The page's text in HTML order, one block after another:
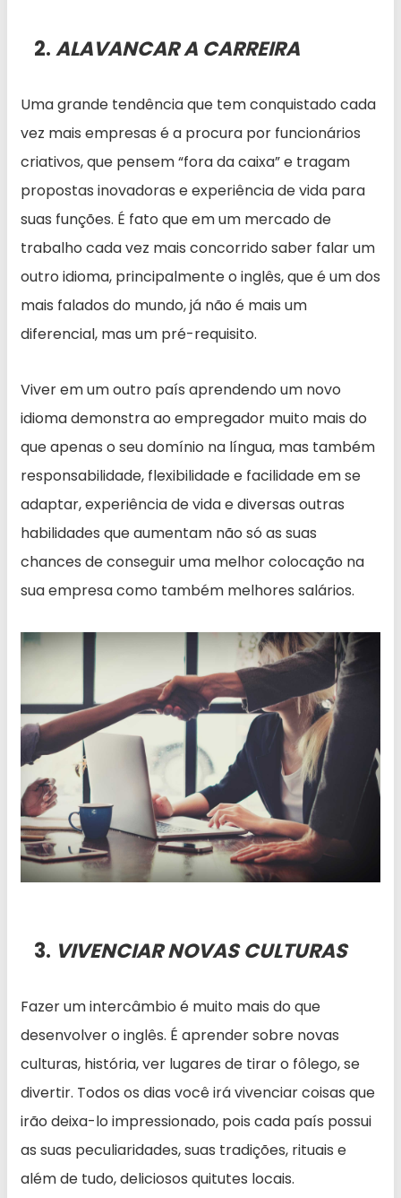
2.ALAVANCAR A CARREIRA
Uma grande tendência que tem conquistado cada
vez mais empresas é a procura por funcionários
criativos, que pensem “fora da caixa” e tragam
propostas inovadoras e experiência de vida para
suas funções. É fato que em um mercado de
trabalho cada vez mais concorrido saber falar um
outro idioma, principalmente o inglês, que é um dos
mais falados do mundo, já não é mais um
diferencial, mas um pré-requisito.
Viver em um outro país aprendendo um novo
idioma demonstra ao empregador muito mais do
que apenas o seu domínio na língua, mas também
responsabilidade, flexibilidade e facilidade em se
adaptar, experiência de vida e diversas outras
habilidades que aumentam não só as suas
chances de conseguir uma melhor colocação na
sua empresa como também melhores salários.
3. VIVENCIAR NOVAS CULTURAS
Fazer um intercâmbio é muito mais do que
desenvolver o inglês. É aprender sobre novas
culturas, história, ver lugares de tirar o fôlego, se
divertir. Todos os dias você irá vivenciar coisas que
irão deixa-lo impressionado, pois cada país possui
as suas peculiaridades, suas tradições, rituais e
além de tudo, deliciosos quitutes locais.